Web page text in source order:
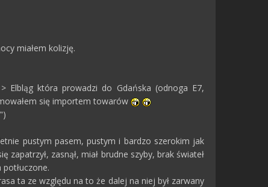
miałem kolizję.
Elbląg która prowadzi do Gdańska (odnoga E7,
się importem towarów
pustym pasem, pustym i bardzo szerokim jak
zasnął, miał brudne szyby, brak świateł
ta ze względu na to że dalej na niej był zarwany